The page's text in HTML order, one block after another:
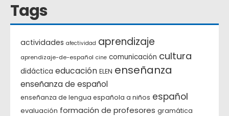
Tags
actividades afectividad aprendizaje
aprendizaje-de-español cine comunicación cultura
didáctica educación ELEN enseñanza
enseñanza de español
enseñanza de lengua española a niños español
evaluación formación de profesores gramática